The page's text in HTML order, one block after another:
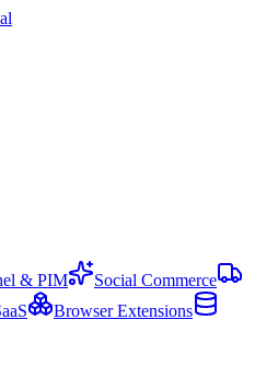
& PIM
Social Commerce
Browser Extensions